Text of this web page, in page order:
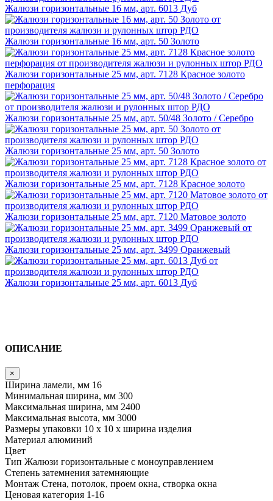
Жалюзи горизонтальные 16 мм, арт. 6013 Дуб
Жалюзи горизонтальные 16 мм, арт. 50 Золото
Жалюзи горизонтальные 25 мм, арт. 7128 Красное золото
перфорация
Жалюзи горизонтальные 25 мм, арт. 50/48 Золото / Серебро
Жалюзи горизонтальные 25 мм, арт. 50 Золото
Жалюзи горизонтальные 25 мм, арт. 7128 Красное золото
Жалюзи горизонтальные 25 мм, арт. 7120 Матовое золото
Жалюзи горизонтальные 25 мм, арт. 3499 Оранжевый
Жалюзи горизонтальные 25 мм, арт. 6013 Дуб
ОПИСАНИЕ
×
Ширина ламели, мм 16
Минимальная ширина, мм 300
Максимальная ширина, мм 2400
Максимальная высота, мм 3000
Размеры упаковки 10 х 10 х ширина изделия
Материал алюминий
Цвет
Тип Жалюзи горизонтальные с моноуправлением
Степень затемнения затемняющие
Монтаж Стена, потолок, проем окна, створка окна
Ценовая категория 1-16